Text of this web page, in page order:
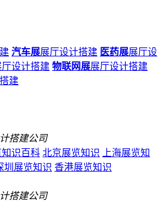
汽车展展厅设计搭建 医药展展厅设
厅设计搭建 物联网展展厅设计搭建
建
知识百科 北京展览知识
上海展览知
圳展览知识 香港展览知识